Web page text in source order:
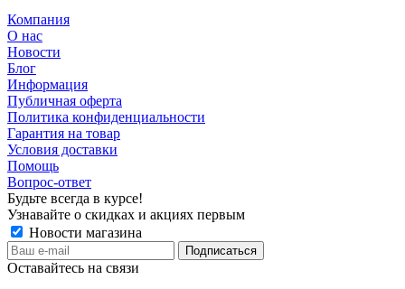
Компания
О нас
Новости
Блог
Информация
Публичная оферта
Политика конфиденциальности
Гарантия на товар
Условия доставки
Помощь
Вопрос-ответ
Будьте всегда в курсе!
Узнавайте о скидках и акциях первым
Новости магазина
Оставайтесь на связи